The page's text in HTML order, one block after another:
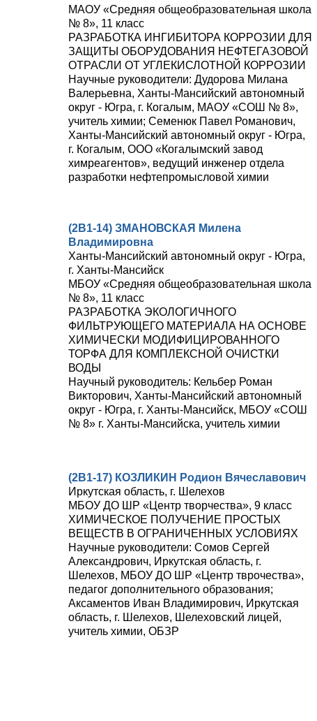
МАОУ «Средняя общеобразовательная школа
№ 8», 11 класс
РАЗРАБОТКА ИНГИБИТОРА КОРРОЗИИ ДЛЯ
ЗАЩИТЫ ОБОРУДОВАНИЯ НЕФТЕГАЗОВОЙ
ОТРАСЛИ ОТ УГЛЕКИСЛОТНОЙ КОРРОЗИИ
Научные руководители: Дудорова Милана
Валерьевна, Ханты-Мансийский автономный
округ - Югра, г. Когалым, МАОУ «СОШ № 8»,
учитель химии; Семенюк Павел Романович,
Ханты-Мансийский автономный округ - Югра,
г. Когалым, ООО «Когалымский завод
химреагентов», ведущий инженер отдела
разработки нефтепромысловой химии
(2В1-14) ЗМАНОВСКАЯ Милена
Владимировна
Ханты-Мансийский автономный округ - Югра,
г. Ханты-Мансийск
МБОУ «Средняя общеобразовательная школа
№ 8», 11 класс
РАЗРАБОТКА ЭКОЛОГИЧНОГО
ФИЛЬТРУЮЩЕГО МАТЕРИАЛА НА ОСНОВЕ
ХИМИЧЕСКИ МОДИФИЦИРОВАННОГО
ТОРФА ДЛЯ КОМПЛЕКСНОЙ ОЧИСТКИ
ВОДЫ
Научный руководитель: Кельбер Роман
Викторович, Ханты-Мансийский автономный
округ - Югра, г. Ханты-Мансийск, МБОУ «СОШ
№ 8» г. Ханты-Мансийска, учитель химии
(2В1-17) КОЗЛИКИН Родион Вячеславович
Иркутская область, г. Шелехов
МБОУ ДО ШР «Центр творчества», 9 класс
ХИМИЧЕСКОЕ ПОЛУЧЕНИЕ ПРОСТЫХ
ВЕЩЕСТВ В ОГРАНИЧЕННЫХ УСЛОВИЯХ
Научные руководители: Сомов Сергей
Александрович, Иркутская область, г.
Шелехов, МБОУ ДО ШР «Центр тврочества»,
педагог дополнительного образования;
Аксаментов Иван Владимирович, Иркутская
область, г. Шелехов, Шелеховский лицей,
учитель химии, ОБЗР